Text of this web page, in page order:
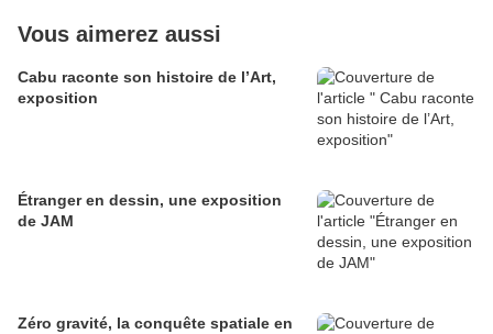
Vous aimerez aussi
Cabu raconte son histoire de l’Art,
exposition
Étranger en dessin, une exposition
de JAM
Zéro gravité, la conquête spatiale en